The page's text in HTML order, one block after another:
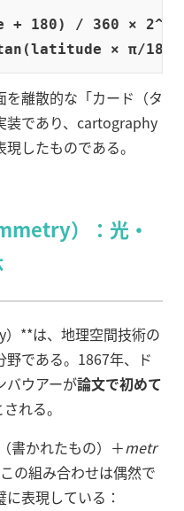
180) / 360 ×
離散的な「カード（タ
装であり、cartography
したものである。
）：光・
**は、地理空間技術の
である。1867年、ド
バウアーが論文で初めて
される。
（書かれたもの）＋metr
の組み合わせは偶然で
表現している：